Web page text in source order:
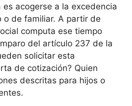
acogerse a la excedencia
o de familiar. A partir de
computa ese tiempo
del artículo 237 de la
solicitar esta
de cotización? Quien
descritas para hijos o